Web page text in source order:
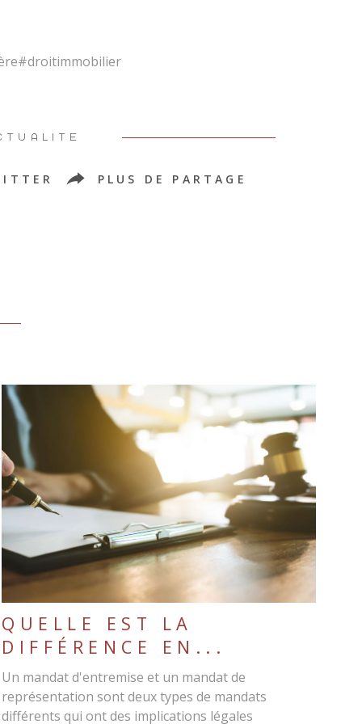
PLUS DE PARTAGE
QUELLE EST LA
DIFFÉRENCE EN...
Un mandat d'entremise et un mandat de
représentation sont deux types de mandats
différents qui ont des implications légales
LIRE L'ARTICLE